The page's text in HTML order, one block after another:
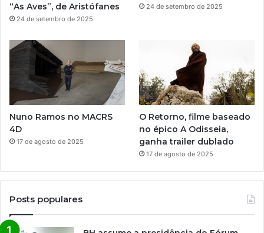
“As Aves”, de Aristófanes
24 de setembro de 2025
24 de setembro de 2025
Nuno Ramos no MACRS
4D
17 de agosto de 2025
O Retorno, filme baseado
no épico A Odisseia,
ganha trailer dublado
17 de agosto de 2025
Posts populares